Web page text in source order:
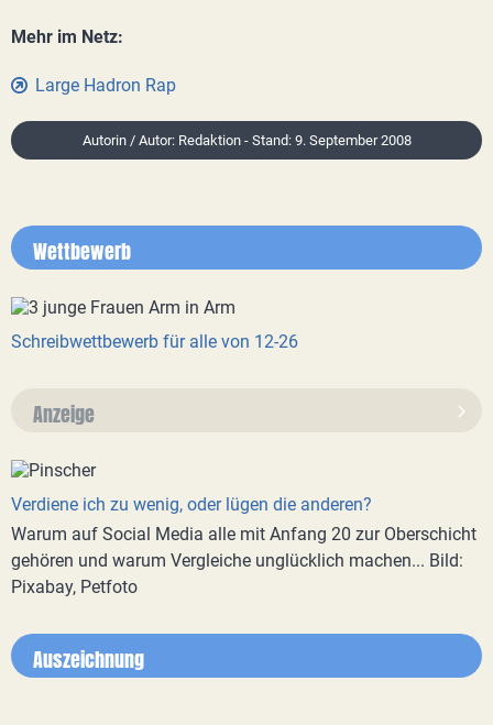
Mehr im Netz:
Large Hadron Rap
Autorin / Autor: Redaktion - Stand: 9. September 2008
Wettbewerb
Schreibwettbewerb für alle von 12-26
Anzeige
Verdiene ich zu wenig, oder lügen die anderen?
Warum auf Social Media alle mit Anfang 20 zur Oberschicht
gehören und warum Vergleiche unglücklich machen... Bild:
Pixabay, Petfoto
Auszeichnung